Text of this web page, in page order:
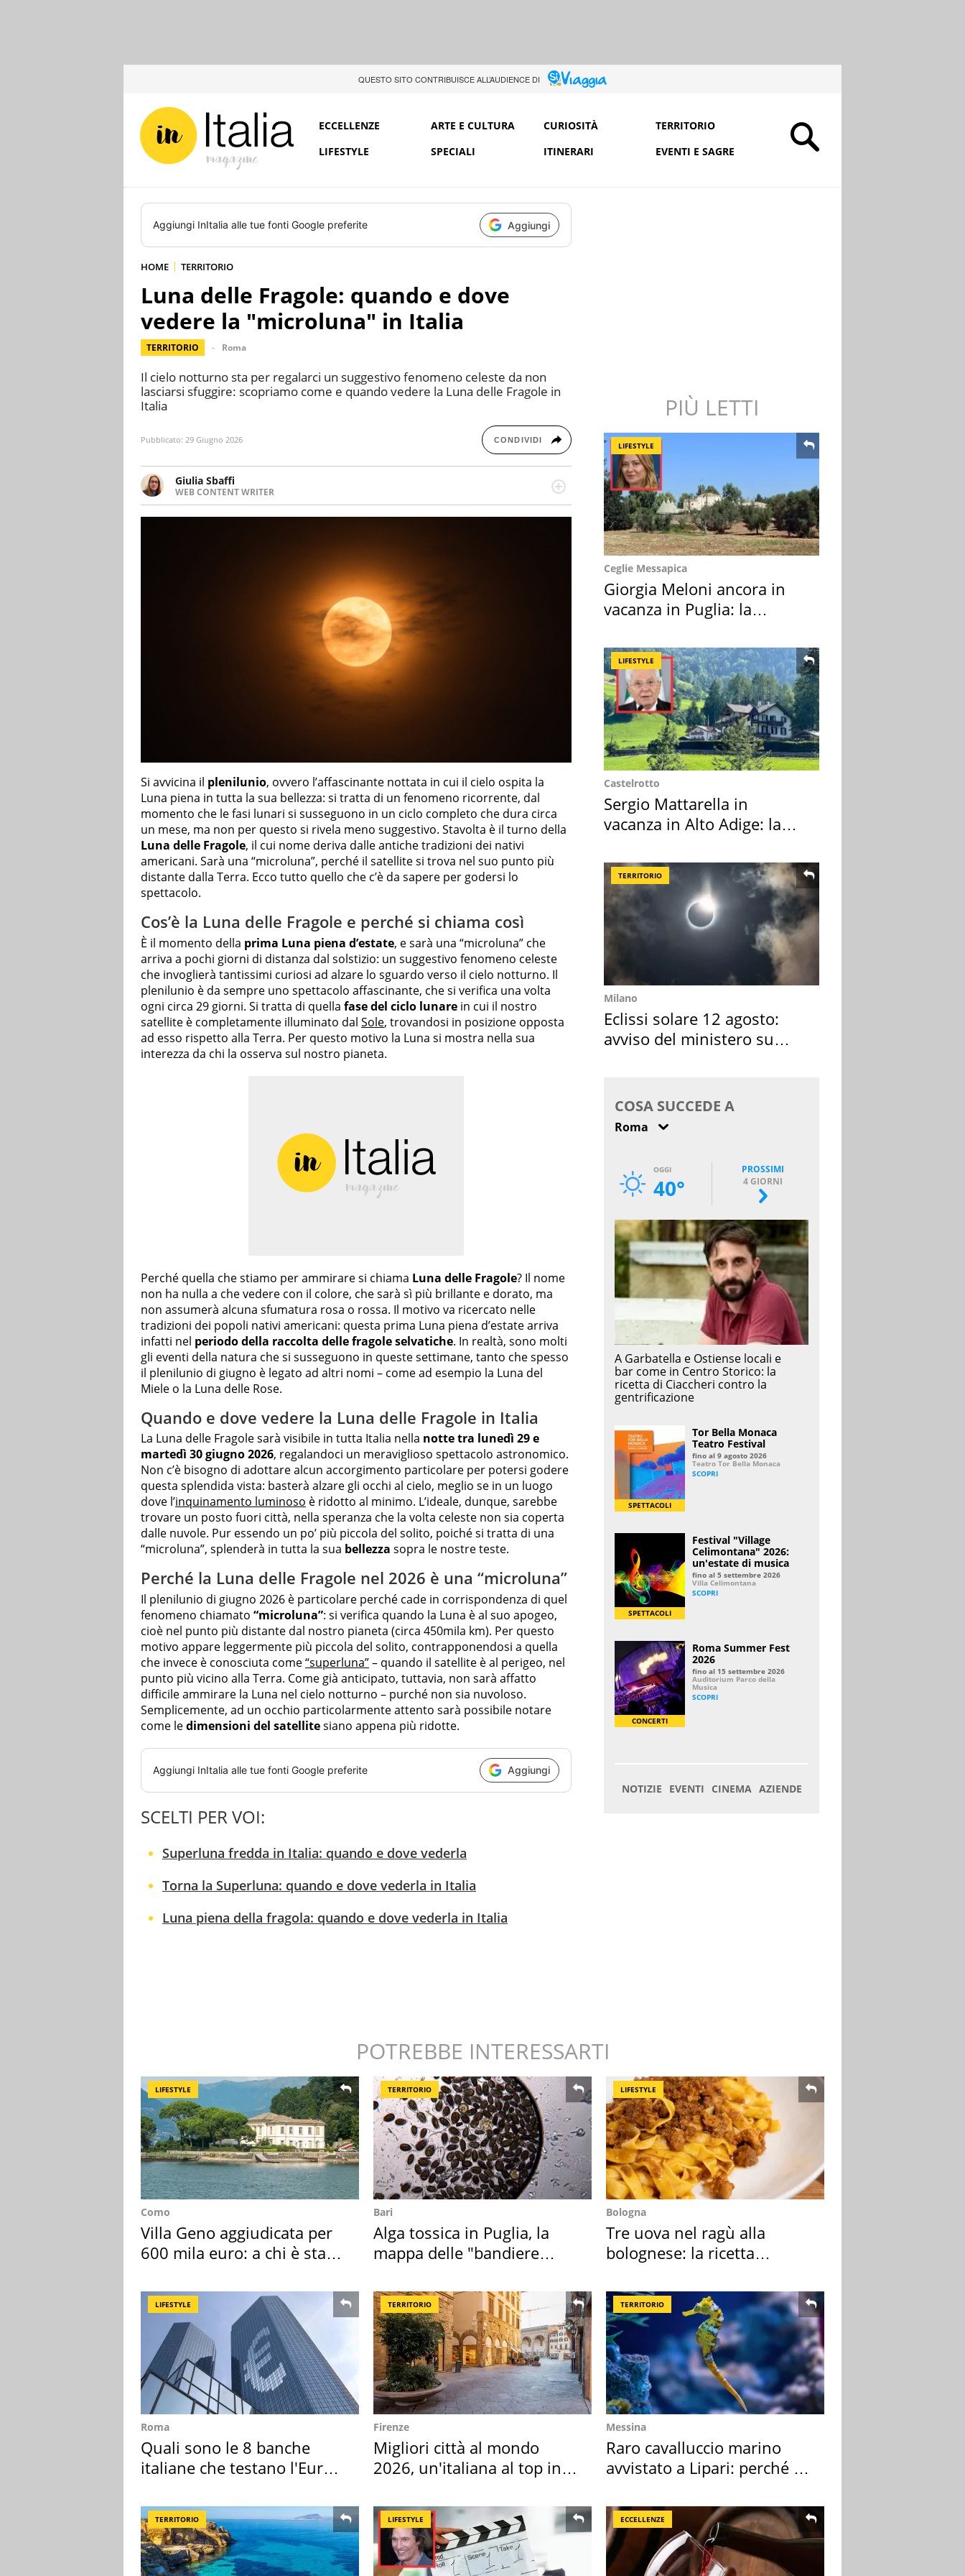
QUESTO SITO CONTRIBUISCE ALL’AUDIENCE DI
ECCELLENZE ARTE E CULTURA CURIOSITÀ
TERRITORIO
LIFESTYLE
SPECIALI ITINERARI EVENTI E SAGRE
Aggiungi InItalia alle tue fonti Google preferite Aggiungi
HOME TERRITORIO
Luna delle Fragole: quando e dove
vedere la "microluna" in Italia
TERRITORIO Roma
Il cielo notturno sta per regalarci un suggestivo fenomeno celeste da non
lasciarsi sfuggire: scopriamo come e quando vedere la Luna delle Fragole in
Italia
Pubblicato: 29 Giugno 2026 CONDIVIDI
Giulia Sbaffi
WEB CONTENT WRITER
Web content writer appassionata di belle storie e di viaggi, scrive da quando ne
ha memoria. Curiosa per natura, le piace tenersi informata su ciò che accade
Si avvicina il plenilunio, ovvero l’affascinante nottata in cui il cielo ospita la
Luna piena in tutta la sua bellezza: si tratta di un fenomeno ricorrente, dal
momento che le fasi lunari si susseguono in un ciclo completo che dura circa
un mese, ma non per questo si rivela meno suggestivo. Stavolta è il turno della
Luna delle Fragole, il cui nome deriva dalle antiche tradizioni dei nativi
americani. Sarà una “microluna”, perché il satellite si trova nel suo punto più
distante dalla Terra. Ecco tutto quello che c’è da sapere per godersi lo
spettacolo.
Cos’è la Luna delle Fragole e perché si chiama così
È il momento della prima Luna piena d’estate, e sarà una “microluna” che
arriva a pochi giorni di distanza dal solstizio: un suggestivo fenomeno celeste
che invoglierà tantissimi curiosi ad alzare lo sguardo verso il cielo notturno. Il
plenilunio è da sempre uno spettacolo affascinante, che si verifica una volta
ogni circa 29 giorni. Si tratta di quella fase del ciclo lunare in cui il nostro
satellite è completamente illuminato dal Sole, trovandosi in posizione opposta
ad esso rispetto alla Terra. Per questo motivo la Luna si mostra nella sua
interezza da chi la osserva sul nostro pianeta.
Perché quella che stiamo per ammirare si chiama Luna delle Fragole? Il nome
non ha nulla a che vedere con il colore, che sarà sì più brillante e dorato, ma
non assumerà alcuna sfumatura rosa o rossa. Il motivo va ricercato nelle
tradizioni dei popoli nativi americani: questa prima Luna piena d’estate arriva
infatti nel periodo della raccolta delle fragole selvatiche. In realtà, sono molti
gli eventi della natura che si susseguono in queste settimane, tanto che spesso
il plenilunio di giugno è legato ad altri nomi – come ad esempio la Luna del
Miele o la Luna delle Rose.
Quando e dove vedere la Luna delle Fragole in Italia
La Luna delle Fragole sarà visibile in tutta Italia nella notte tra lunedì 29 e
martedì 30 giugno 2026, regalandoci un meraviglioso spettacolo astronomico.
Non c’è bisogno di adottare alcun accorgimento particolare per potersi godere
questa splendida vista: basterà alzare gli occhi al cielo, meglio se in un luogo
dove l’inquinamento luminoso è ridotto al minimo. L’ideale, dunque, sarebbe
trovare un posto fuori città, nella speranza che la volta celeste non sia coperta
dalle nuvole. Pur essendo un po’ più piccola del solito, poiché si tratta di una
“microluna”, splenderà in tutta la sua bellezza sopra le nostre teste.
Perché la Luna delle Fragole nel 2026 è una “microluna”
Il plenilunio di giugno 2026 è particolare perché cade in corrispondenza di quel
fenomeno chiamato “microluna”: si verifica quando la Luna è al suo apogeo,
cioè nel punto più distante dal nostro pianeta (circa 450mila km). Per questo
motivo appare leggermente più piccola del solito, contrapponendosi a quella
che invece è conosciuta come“superluna”– quando il satellite è al perigeo, nel
punto più vicino alla Terra. Come già anticipato, tuttavia, non sarà affatto
difficile ammirare la Luna nel cielo notturno – purché non sia nuvoloso.
Semplicemente, ad un occhio particolarmente attento sarà possibile notare
come ledimensioni del satellitesiano appena più ridotte.
Aggiungi InItalia alle tue fonti Google preferite Aggiungi
SCELTI PER VOI:
Superluna fredda in Italia: quando e dove vederla
Torna la Superluna: quando e dove vederla in Italia
Luna piena della fragola: quando e dove vederla in Italia
PIÙ LETTI
LIFESTYLE
Ceglie Messapica
Giorgia Meloni ancora in
vacanza in Puglia: la
LIFESTYLE
Castelrotto
Sergio Mattarella in
vacanza in Alto Adige: la
TERRITORIO
Milano
Eclissi solare 12 agosto:
avviso del ministero su
POTREBBE INTERESSARTI
LIFESTYLE
Como
Villa Geno aggiudicata per
600 mila euro: a chi è stata
TERRITORIO
Bari
Alga tossica in Puglia, la
mappa delle "bandiere
LIFESTYLE
Bologna
Tre uova nel ragù alla
bolognese: la ricetta
LIFESTYLE
Roma
Quali sono le 8 banche
italiane che testano l'Euro
TERRITORIO
Firenze
Migliori città al mondo
2026, un'italiana al top in
TERRITORIO
Messina
Raro cavalluccio marino
avvistato a Lipari: perché è
TERRITORIO LIFESTYLE ECCELLENZE